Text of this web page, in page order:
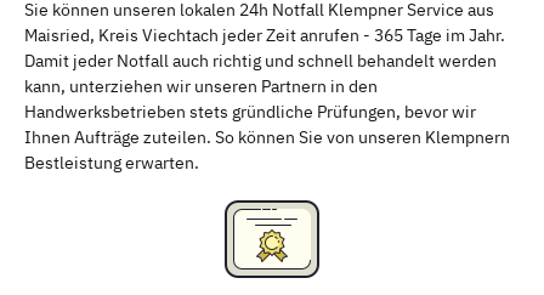
Freising Rudelsdorf, Mittelfranken
Sie können unseren lokalen 24h Notfall Klempner Service aus
Maisried, Kreis Viechtach jeder Zeit anrufen - 365 Tage im Jahr.
Damit jeder Notfall auch richtig und schnell behandelt werden
kann, unterziehen wir unseren Partnern in den
Handwerksbetrieben stets gründliche Prüfungen, bevor wir
Ihnen Aufträge zuteilen. So können Sie von unseren Klempnern
Bestleistung erwarten.